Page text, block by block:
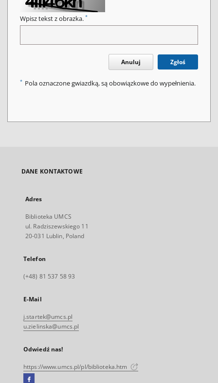
Wpisz tekst z obrazka. *
Anuluj Zgłoś
* Pola oznaczone gwiazdką, są obowiązkowe do wypełnienia.
DANE KONTAKTOWE
Adres
Biblioteka UMCS
ul. Radziszewskiego 11
20-031 Lublin, Poland
Telefon
(+48) 81 537 58 93
E-Mail
j.startek@umcs.pl
u.zielinska@umcs.pl
Odwiedź nas!
https://www.umcs.pl/pl/biblioteka.htm
Facebook